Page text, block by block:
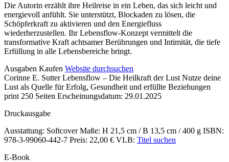
Die Autorin erzählt ihre Heilreise in ein Leben, das sich leicht und
energievoll anfühlt. Sie unterstützt, Blockaden zu lösen, die
Schöpferkraft zu aktivieren und den Energiefluss
wiederherzustellen. Ihr Lebensflow-Konzept vermittelt die
transformative Kraft achtsamer Berührungen und Intimität, die tiefe
Erfüllung in alle Lebensbereiche bringt.
Details
und
Inhalte
Ausgaben Kaufen Website durchsuchen
Corinne E. Sutter Lebensflow – Die Heilkraft der Lust Nutze deine
Lust als Quelle für Erfolg, Gesundheit und erfüllte Beziehungen
print 250 Seiten Erscheinungsdatum: 29.01.2025
Druckausgabe
Ausstattung: Softcover Maße: H 21,5 cm / B 13,5 cm / 400 g ISBN:
978-3-99060-442-7 Preis: 22,00 € VLB: Titel suchen
E-Book